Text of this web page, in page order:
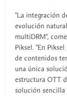
"La integración
evolución
multiDRM",
Piksel. "En
de contenidos
una única
estructura OTT
solución